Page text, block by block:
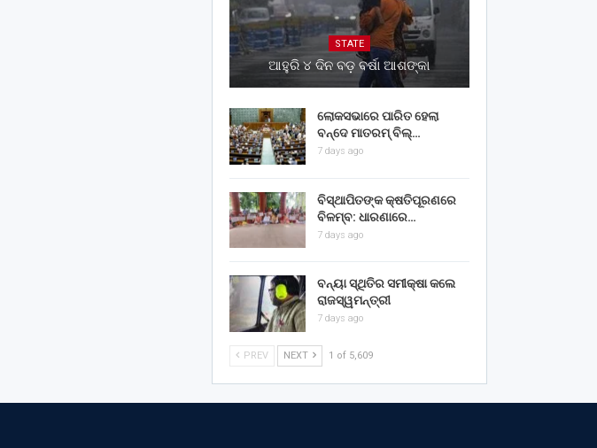
STATE
ଆହୁରି ୪ ଦିନ ବଡ଼ ବର୍ଷା ଆଶଙ୍କା
ଲୋକସଭାରେ ପାରିତ ହେଲା
ବନ୍ଦେ ମାତରମ୍‌ ବିଲ୍‌…
7 days ago
ବିସ୍ଥାପିତଙ୍କ କ୍ଷତିପୂରଣରେ
ବିଳମ୍ବ: ଧାରଣାରେ…
7 days ago
ବନ୍ୟା ସ୍ଥିତିର ସମୀକ୍ଷା କଲେ
ରାଜସ୍ୱମନ୍ତ୍ରୀ
7 days ago
PREV NEXT 1 of 5,609